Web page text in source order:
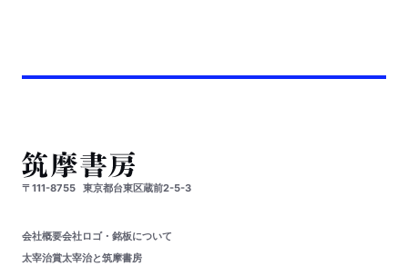
〒111-8755 東京都台東区蔵前2-5-3
会社概要会社ロゴ・銘板について
太宰治賞太宰治と筑摩書房